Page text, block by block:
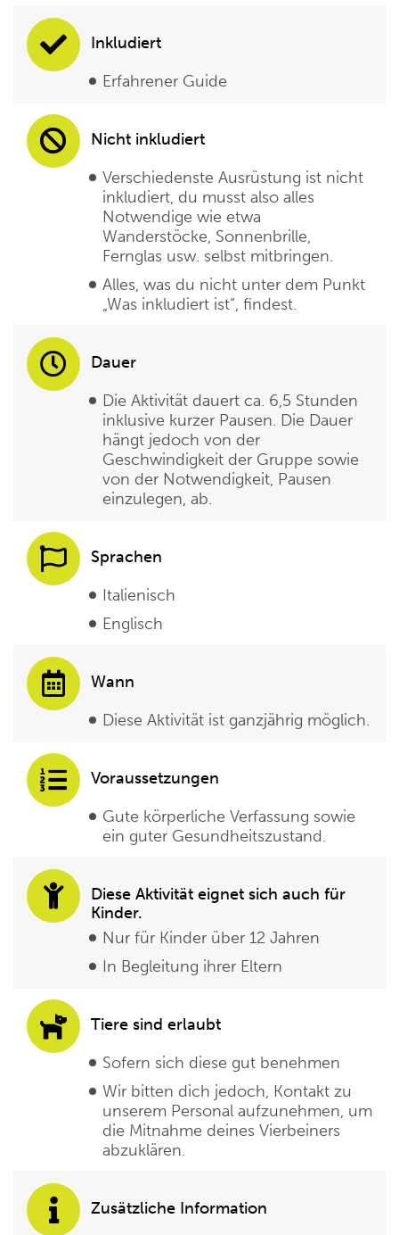
Inkludiert
Erfahrener Guide
Nicht inkludiert
Verschiedenste Ausrüstung ist nicht
inkludiert, du musst also alles
Notwendige wie etwa
Wanderstöcke, Sonnenbrille,
Fernglas usw. selbst mitbringen.
Alles, was du nicht unter dem Punkt
„Was inkludiert ist“, findest.
Dauer
Die Aktivität dauert ca. 6,5 Stunden
inklusive kurzer Pausen. Die Dauer
hängt jedoch von der
Geschwindigkeit der Gruppe sowie
von der Notwendigkeit, Pausen
einzulegen, ab.
Sprachen
Italienisch
Englisch
Wann
Diese Aktivität ist ganzjährig möglich.
Voraussetzungen
Gute körperliche Verfassung sowie
ein guter Gesundheitszustand.
Diese Aktivität eignet sich auch für
Kinder.
Nur für Kinder über 12 Jahren
In Begleitung ihrer Eltern
Tiere sind erlaubt
Sofern sich diese gut benehmen
Wir bitten dich jedoch, Kontakt zu
unserem Personal aufzunehmen, um
die Mitnahme deines Vierbeiners
abzuklären.
Zusätzliche Information